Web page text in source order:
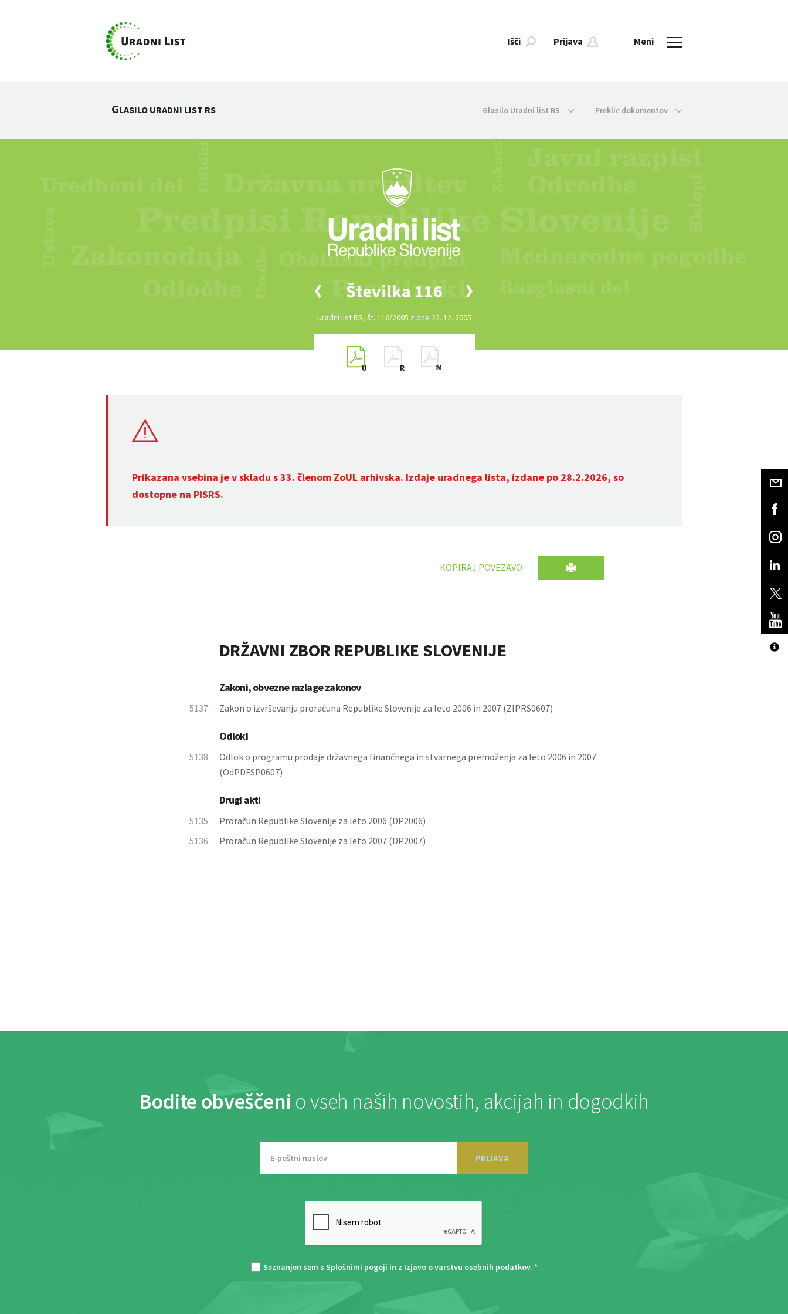
Išči Prijava Meni
GLASILO URADNI LIST RS Glasilo Uradni list RS Preklic dokumentov
Številka 116
Uradni list RS, št. 116/2005 z dne 22. 12. 2005
Prikazana vsebina je v skladu s 33. členom ZoUL arhivska. Izdaje uradnega lista, izdane po 28.2.2026, so
dostopne na PISRS.
KOPIRAJ POVEZAVO
DRŽAVNI ZBOR REPUBLIKE SLOVENIJE
Zakoni, obvezne razlage zakonov
5137. Zakon o izvrševanju proračuna Republike Slovenije za leto 2006 in 2007 (ZIPRS0607)
Odloki
5138.
Odlok o programu prodaje državnega finančnega in stvarnega premoženja za leto 2006 in 2007
(OdPDFSP0607)
Drugi akti
5135.
Proračun Republike Slovenije za leto 2006 (DP2006)
5136.
Proračun Republike Slovenije za leto 2007 (DP2007)
Bodite obveščeni o vseh naših novostih, akcijah in dogodkih
PRIJAVA
Seznanjen sem s Splošnimi pogoji in z Izjavo o varstvu osebnih podatkov. *